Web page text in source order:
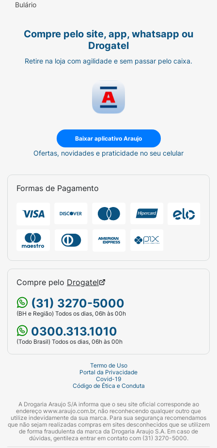
Bulário
Compre pelo site, app, whatsapp ou
Drogatel
Retire na loja com agilidade e sem passar pelo caixa.
Baixar aplicativo Araujo
Ofertas, novidades e praticidade no seu celular
Formas de Pagamento
Compre pelo Drogatel
(31) 3270-5000
(BH e Região) Todos os dias, 06h às 00h
0300.313.1010
(Todo Brasil) Todos os dias, 06h às 00h
Termo de Uso
Portal da Privacidade
Covid-19
Código de Ética e Conduta
A Drogaria Araujo S/A informa que o seu site oficial corresponde ao
endereço www.araujo.com.br, não reconhecendo qualquer outro que
utilize indevidamente da sua marca. Para sua segurança recomendamos
que não sejam realizadas compras em sites desconhecidos que se utilizem
de forma fraudulenta da marca da Drogaria Araujo S.A. Em caso de
dúvidas, gentileza entrar em contato com (31) 3270-5000.